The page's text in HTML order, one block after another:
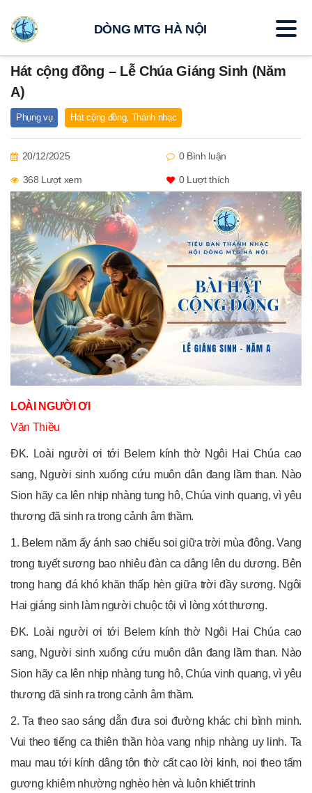
Hát cộng đồng – Lễ Chúa Giáng Sinh (Năm
A)
Phụng vụ Hát cộng đồng, Thánh nhạc
20/12/2025 0 Bình luận
368 Lượt xem 0Lượt thích
LOÀI NGƯỜI ƠI
Văn Thiều
ĐK. Loài người ơi tới Belem kính thờ Ngôi Hai Chúa cao
sang, Người sinh xuống cứu muôn dân đang lầm than. Nào
Sion hãy ca lên nhịp nhàng tung hô, Chúa vinh quang, vì yêu
thương đã sinh ra trong cảnh âm thầm.
1. Belem năm ấy ánh sao chiếu soi giữa trời mùa đông. Vang
trong tuyết sương bao nhiêu đàn ca dâng lên du dương. Bên
trong hang đá khó khăn thấp hèn giữa trời đầy sương. Ngôi
Hai giáng sinh làm người chuộc tội vì lòng xót thương.
ĐK. Loài người ơi tới Belem kính thờ Ngôi Hai Chúa cao
sang, Người sinh xuống cứu muôn dân đang lầm than. Nào
Sion hãy ca lên nhịp nhàng tung hô, Chúa vinh quang, vì yêu
thương đã sinh ra trong cảnh âm thầm.
2. Ta theo sao sáng dẫn đưa soi đường khác chi bình minh.
Vui theo tiếng ca thiên thần hòa vang nhịp nhàng uy linh. Ta
mau mau tới kính dâng tôn thờ cất cao lời kinh, noi theo tấm
gương khiêm nhường nghèo hèn và luôn khiết trinh
DÒNG MTG HÀ NỘI